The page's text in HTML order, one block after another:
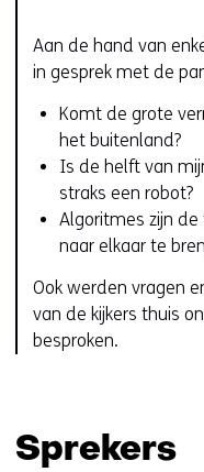
Aan de hand van
in gesprek met de
Komt de grote
het buitenland?
Is de helft van
straks een robot?
Algoritmes zijn
naar elkaar te
Ook werden vragen
van de kijkers thuis
besproken.
Sprekers